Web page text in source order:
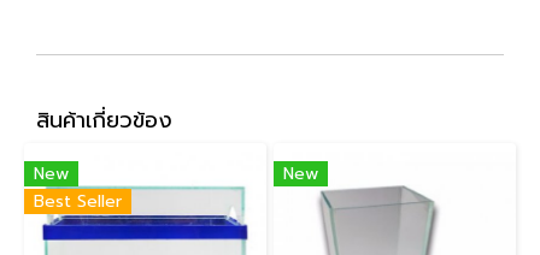
สินค้าเกี่ยวข้อง
New
Best Seller
New